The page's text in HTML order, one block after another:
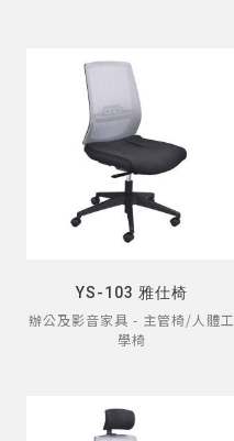
YS-103 雅仕椅
辦公及影音家具 - 主管椅/人體工
學椅